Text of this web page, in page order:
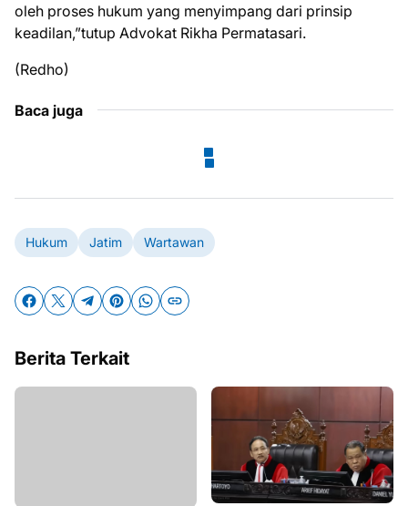
oleh proses hukum yang menyimpang dari prinsip
keadilan,”tutup Advokat Rikha Permatasari.
(Redho)
Baca juga
Hukum Jatim Wartawan
Berita Terkait